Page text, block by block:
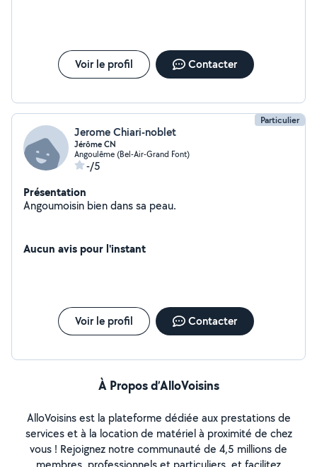
l'accompagnement des enfants. J'adore les animaux et
je me ferai un plaisir de m'occuper de vos loulous si
Voir le profil Contacter
Particulier
Jerome Chiari-noblet
Jérôme CN
Angoulême (Bel-Air-Grand Font)
-/5
Présentation
Angoumoisin bien dans sa peau.
Aucun avis pour l'instant
Voir le profil Contacter
À Propos d’AlloVoisins
AlloVoisins est la plateforme dédiée aux prestations de
services et à la location de matériel à proximité de chez
vous ! Rejoignez notre communauté de 4,5 millions de